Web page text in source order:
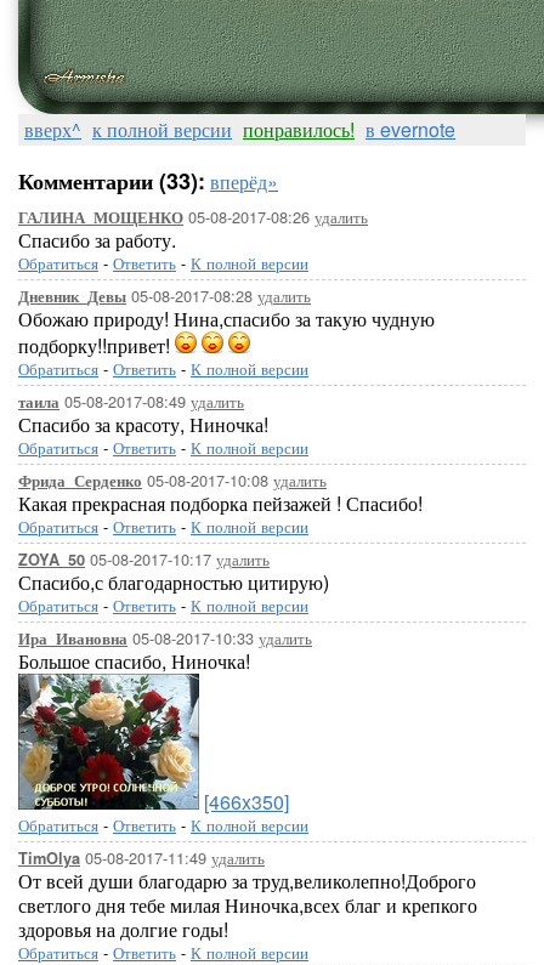
вверх^ к полной версии понравилось! в evernote
Комментарии (33): вперёд»
ГАЛИНА_МОЩЕНКО 05-08-2017-08:26 удалить
Спасибо за работу.
Обратиться - Ответить - К полной версии
Дневник_Девы 05-08-2017-08:28 удалить
Обожаю природу! Нина,спасибо за такую чудную
подборку!!привет!
Обратиться - Ответить - К полной версии
таила 05-08-2017-08:49 удалить
Спасибо за красоту, Ниночка!
Обратиться - Ответить - К полной версии
Фрида_Серденко 05-08-2017-10:08 удалить
Какая прекрасная подборка пейзажей ! Спасибо!
Обратиться - Ответить - К полной версии
ZOYA_50 05-08-2017-10:17 удалить
Спасибо,с благодарностью цитирую)
Обратиться - Ответить - К полной версии
Ира_Ивановна 05-08-2017-10:33 удалить
Большое спасибо, Ниночка!
[466x350]
Обратиться - Ответить - К полной версии
TimOlya 05-08-2017-11:49 удалить
От всей души благодарю за труд,великолепно!Доброго
светлого дня тебе милая Ниночка,всех благ и крепкого
здоровья на долгие годы!
Обратиться - Ответить - К полной версии